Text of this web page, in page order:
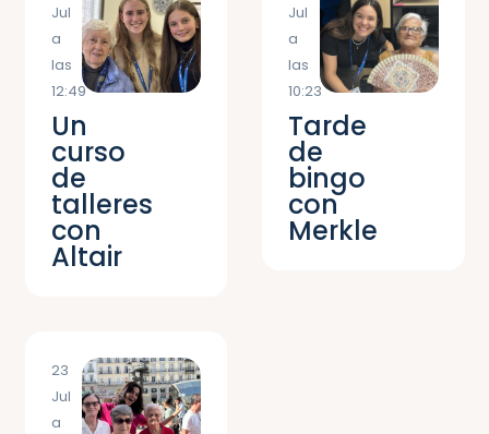
Jul
a
las
12:49
Un
curso
de
talleres
con
Altair
Jul
a
las
10:23
Tarde
de
bingo
con
Merkle
23
Jul
a